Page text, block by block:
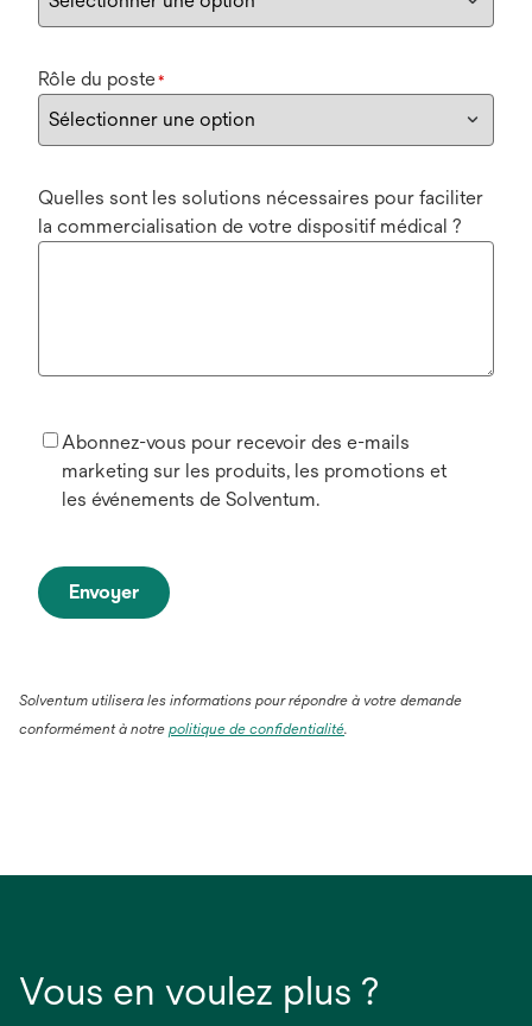
Rôle du poste*
Quelles sont les solutions nécessaires pour faciliter
la commercialisation de votre dispositif médical ?
Abonnez-vous pour recevoir des e-mails
marketing sur les produits, les promotions et
les événements de Solventum.
Envoyer
Solventum utilisera les informations pour répondre à votre demande
conformément à notre politique de confidentialité.
Vous en voulez plus ?